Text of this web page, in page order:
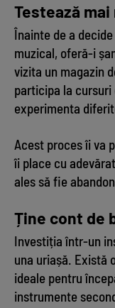
Testează
Înainte de a
muzical, oferă-i
vizita un magazin
participa la cursuri
experimenta
Acest proces îi va
îi place cu
ales să fie
Ține cont de
Investiția într-un
una uriașă. Există
ideale pentru
instrumente